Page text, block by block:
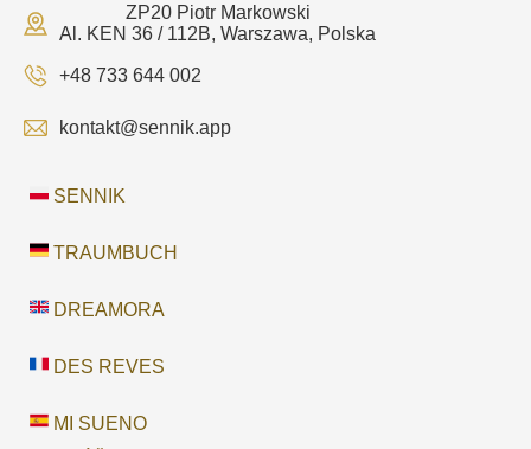
ZP20 Piotr Markowski
Al. KEN 36 / 112B, Warszawa, Polska
+48 733 644 002
kontakt@sennik.app
SENNIK
TRAUMBUCH
DREAMORA
DES REVES
MI SUENO